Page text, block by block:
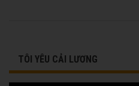
TÔI YÊU CẢI LƯƠNG